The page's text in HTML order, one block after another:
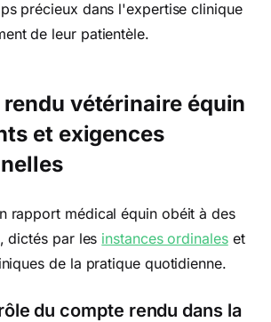
précieux dans l'expertise clinique
de leur patientèle.
vétérinaire équin
et exigences
rapport médical équin obéit à des
dictés par les instances ordinaleset
de la pratique quotidienne.
du compte rendu dans la